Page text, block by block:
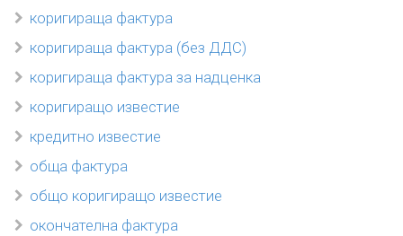
коригираща фактура
коригираща фактура (без ДДС)
коригираща фактура за надценка
коригиращо известие
кредитно известие
обща фактура
общо коригиращо известие
окончателна фактура